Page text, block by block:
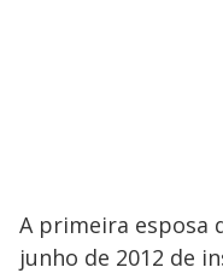
A primeira esposa
junho de 2012 de